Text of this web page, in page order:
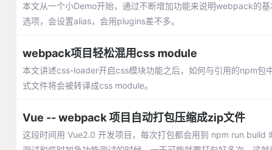
本文从一个小Demo开始，通过不断增加功能来说明webpack的
选项，会设置alias，会用plugins差不多。
webpack项目轻松混用css module
本文讲述css-loader开启css模块功能之后，如何与引用的npm
式文件将会被转译成css module。
Vue -- webpack 项目自动打包压缩成zip文件
这段时间用 Vue2.0 开发项目，每次打包都会用到 npm run build